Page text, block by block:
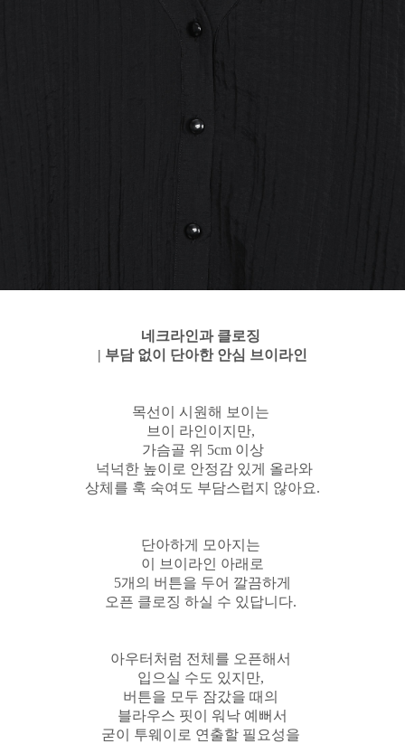
네크라인과 클로징
| 부담 없이 단아한 안심 브이라인
목선이 시원해 보이는
브이 라인이지만,
가슴골 위 5cm 이상
넉넉한 높이로 안정감 있게 올라와
상체를 훅 숙여도 부담스럽지 않아요.
단아하게 모아지는
이 브이라인 아래로
5개의 버튼을 두어 깔끔하게
오픈 클로징 하실 수 있답니다.
아우터처럼 전체를 오픈해서
입으실 수도 있지만,
버튼을 모두 잠갔을 때의
블라우스 핏이 워낙 예뻐서
굳이 투웨이로 연출할 필요성을